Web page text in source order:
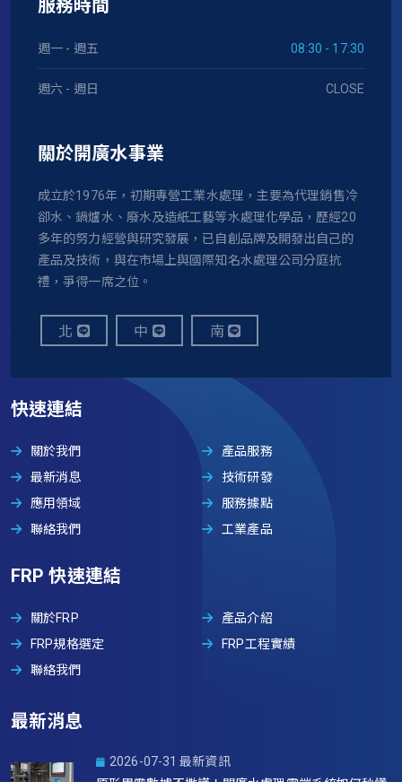
服務時間
週一 - 週五 08:30 - 17:30
週六 - 週日 CLOSE
關於開廣水事業
成立於1976年，初期專營工業水處理，主要為代理銷售冷
卻水、鍋爐水、廢水及造紙工藝等水處理化學品，歷經20
多年的努力經營與研究發展，已自創品牌及開發出自己的
產品及技術，與在市場上與國際知名水處理公司分庭抗
禮，爭得一席之位。
北 中 南
快速連結
關於我們
產品服務
最新消息
技術研發
應用領域
服務據點
聯絡我們
工業產品
FRP 快速連結
關於FRP
產品介紹
FRP規格選定
FRP工程實績
聯絡我們
最新消息
2026-07-31 最新資訊